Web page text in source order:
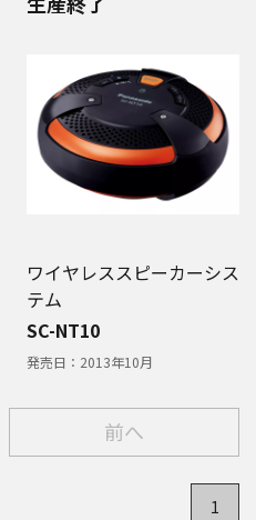
ワイヤレススピーカーシス
テム
SC-NT10
発売日： 2013年10月
前へ
1